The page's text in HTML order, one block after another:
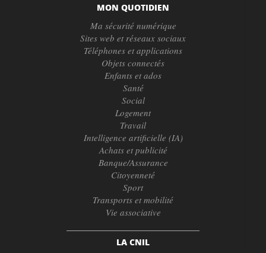
MON QUOTIDIEN
Ma sécurité numérique
Sites web et réseaux sociaux
Téléphones et applications
Objets connectés
Enfants et ados
Santé
Social
Logement
Travail
Intelligence artificielle (IA)
Achats et publicité
Banque/Assurance
Citoyenneté
Sport
Transports et mobilité
Vie associative
LA CNIL